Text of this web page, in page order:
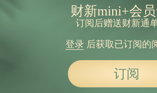
商务部新闻发言人就安世荷兰批量禁用安世中国员工办公软件答记者问
续恢复部分至中东地区航班
计划在伊朗部署地面部队
财新mini+会
订阅后赠送财新通
登录后获取已订阅的
订阅